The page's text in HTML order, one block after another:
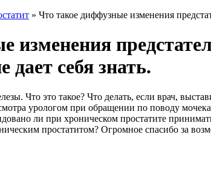
» Что такое диффузные изменения
изменения
дает себя знать.
Что это такое? Что делать, если врач,
урологом при обращении по поводу
ли при хроническом простатите
простатитом? Огромное спасибо за